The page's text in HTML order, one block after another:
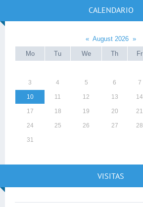
CALENDARIO
« August 2026 »
Mo
Tu We Th Fr
3 4 5 6 7
10 11 12 13 14
17 18 19 20 21
24 25 26 27 28
31
VISITAS